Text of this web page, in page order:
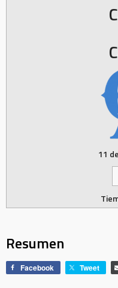
11
Resumen
Facebook Tweet